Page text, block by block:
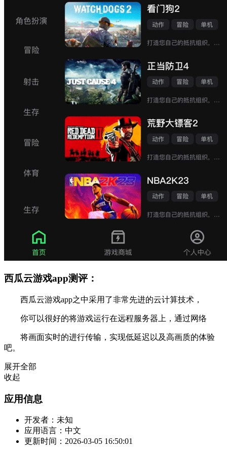
西瓜云游戏app测评：
西瓜云游戏app之中采用了非常先进的云计算技术，
你可以很好的将游戏运行在远程服务器上，通过网络
将画面实时的进行传输，实现低延迟以及高画质的体验
吧。
展开全部
收起
应用信息
开发者： 未知
应用语言： 中文
更新时间： 2026-03-05 16:50:01